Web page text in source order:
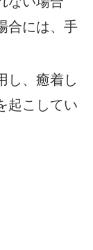
合には、手
し、癒着し
起こしてい